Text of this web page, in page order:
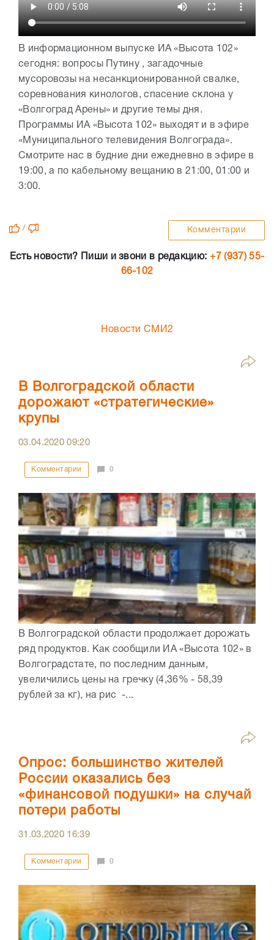
В информационном выпуске ИА «Высота 102»
сегодня: вопросы Путину , загадочные
мусоровозы на несанкционированной свалке,
соревнования кинологов, спасение склона у
«Волгоград Арены» и другие темы дня.
Программы ИА «Высота 102» выходят и в эфире
«Муниципального телевидения Волгограда».
Смотрите нас в будние дни ежедневно в эфире в
19:00, а по кабельному вещанию в 21:00, 01:00 и
3:00.
/ Комментарии
Есть новости? Пиши и звони в редакцию: +7 (937) 55-
66-102
Новости СМИ2
В Волгоградской области
дорожают «стратегические»
крупы
03.04.202009:20
Комментарии 0
В Волгоградской области продолжает дорожать
ряд продуктов. Как сообщили ИА «Высота 102» в
Волгоградстате, по последним данным,
увеличились цены на гречку (4,36% - 58,39
рублей за кг), на рис -...
Опрос: большинство жителей
России оказались без
«финансовой подушки» на случай
потери работы
31.03.2020 16:39
Комментарии 0